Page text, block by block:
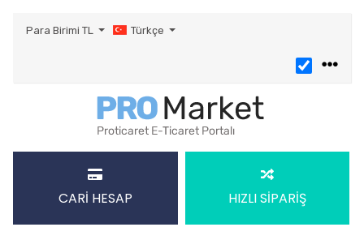
Para Birimi TL Türkçe
CARİ HESAP HIZLI SİPARİŞ